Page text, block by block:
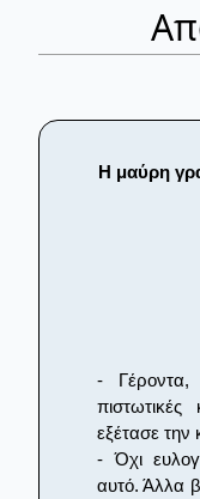
Η μαύρη
- Γέροντα,
εξέτασε
- Όχι
αυτό. Άλλα